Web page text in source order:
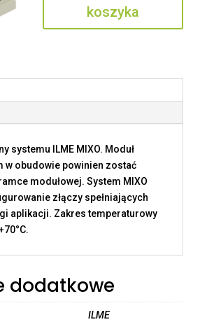
koszyka
systemu ILME MIXO. Moduł
w obudowie powinien zostać
modułowej. System MIXO
złączy spełniających
aplikacji. Zakres temperaturowy
dodatkowe
ILME